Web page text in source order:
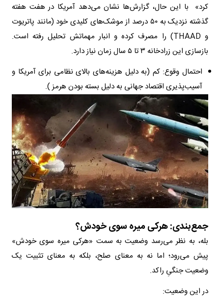
کرد» با این حال، گزارش‌ها نشان می‌دهد آمریکا در هفت هفته
گذشته نزدیک به ۵۰ درصد از موشک‌های کلیدی خود (مانند پاتریوت
و THAAD) را مصرف کرده و انبار مهماتش تحلیل رفته است.
بازسازی این زرادخانه ۳ تا ۵ سال زمان نیاز دارد.
احتمال وقوع: کم (به دلیل هزینه‌های بالای نظامی برای آمریکا و
آسیب‌پذیری اقتصاد جهانی به دلیل بسته بودن هرمز ).
جمع‌بندی: هرکی میره سوی خودش؟
بله، به نظر می‌رسد وضعیت به سمت «هرکی میره سوی خودش»
پیش می‌رود؛ اما نه به معنای صلح، بلکه به معنای تثبیت یک
وضعیت جنگیِ راکد.
در این وضعیت: